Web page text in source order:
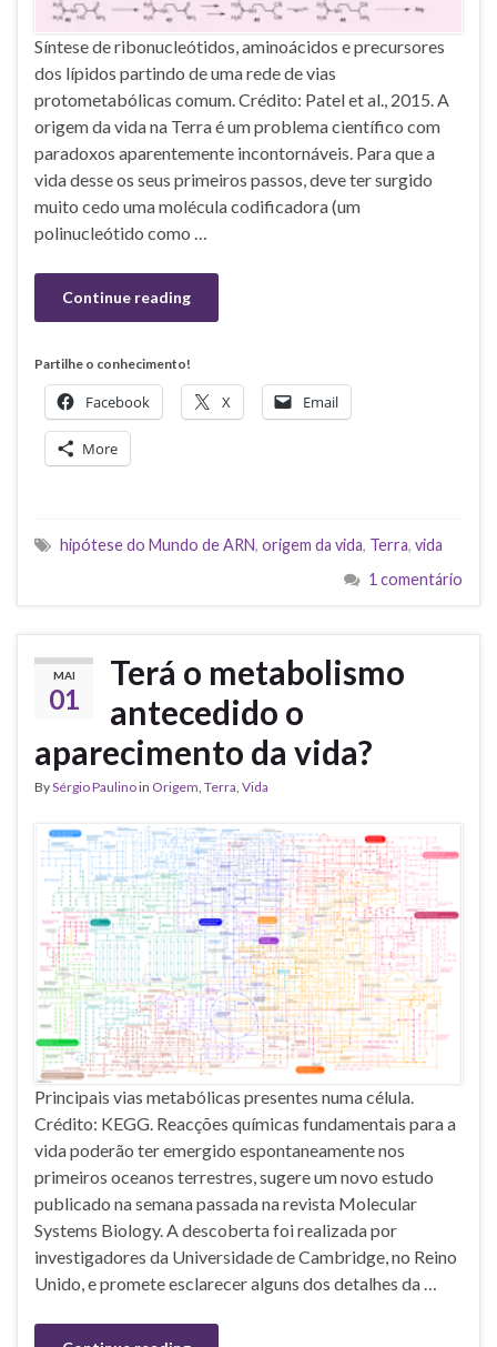
Síntese de ribonucleótidos, aminoácidos e precursores
dos lípidos partindo de uma rede de vias
protometabólicas comum. Crédito: Patel et al., 2015. A
origem da vida na Terra é um problema científico com
paradoxos aparentemente incontornáveis. Para que a
vida desse os seus primeiros passos, deve ter surgido
muito cedo uma molécula codificadora (um
polinucleótido como …
Continue reading
Partilhe o conhecimento!
Facebook X Email
More
hipótese do Mundo de ARN, origem da vida, Terra, vida
1 comentário
MAI
01
Terá o metabolismo
antecedido o
aparecimento da vida?
BySérgio Paulinoin Origem Terra Vida
Principais vias metabólicas presentes numa célula.
Crédito: KEGG. Reacções químicas fundamentais para a
vida poderão ter emergido espontaneamente nos
primeiros oceanos terrestres, sugere um novo estudo
publicado na semana passada na revista Molecular
Systems Biology. A descoberta foi realizada por
investigadores da Universidade de Cambridge, no Reino
Unido, e promete esclarecer alguns dos detalhes da …